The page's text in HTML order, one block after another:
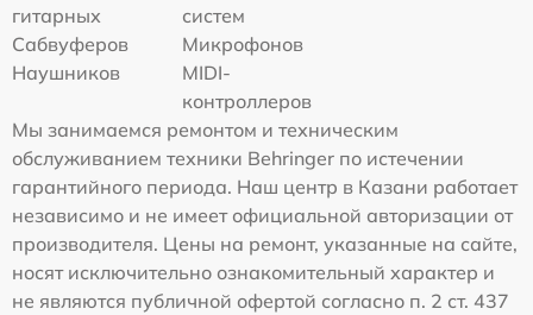
гитарных
систем
Сабвуферов
Микрофонов
Наушников
MIDI-
контроллеров
Мы занимаемся ремонтом и техническим
обслуживанием техники Behringer по истечении
гарантийного периода. Наш центр в Казани работает
независимо и не имеет официальной авторизации от
производителя. Цены на ремонт, указанные на сайте,
носят исключительно ознакомительный характер и
не являются публичной офертой согласно п. 2 ст. 437